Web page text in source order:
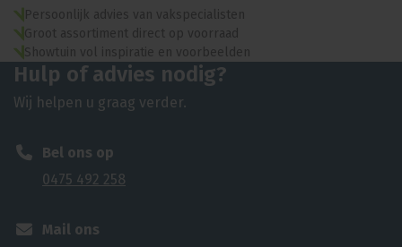
Persoonlijk advies van vakspecialisten
Groot assortiment direct op voorraad
Showtuin vol inspiratie en voorbeelden
Hulp of advies nodig?
Wij helpen u graag verder.
Bel ons op
0475 492 258
Mail ons